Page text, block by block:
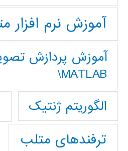
آموزش نرم افزار
آموزش پردازش
MATLAB\
الگوریتم ژنتیک
ترفندهای متلب